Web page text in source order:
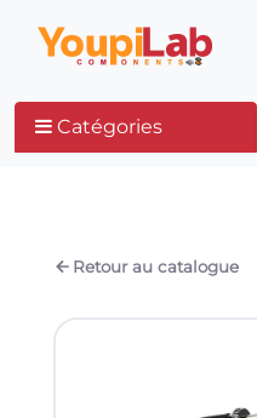
Catégories
Retour au catalogue